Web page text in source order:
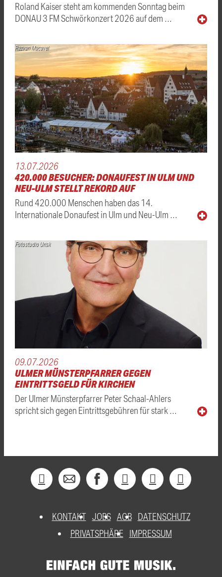
Roland Kaiser steht am kommenden Sonntag beim
DONAU 3 FM Schwörkonzert 2026 auf dem …
Razvan Macavei
13.07.2026
420.000 BESUCHER: DONAUFEST IN ULM UND
NEU-ULM STELLT REKORD AUF
Rund 420.000 Menschen haben das 14.
Internationale Donaufest in Ulm und Neu-Ulm …
Fotostudio Urisk
09.07.2026
ULMER MÜNSTERPFARRER GEGEN
EINTRITTSGELD FÜR KIRCHEN
Der Ulmer Münsterpfarrer Peter Schaal-Ahlers
spricht sich gegen Eintrittsgebühren für stark …
KONTAKT JOBS AGB DATENSCHUTZ
PRIVATSPHÄRE
IMPRESSUM